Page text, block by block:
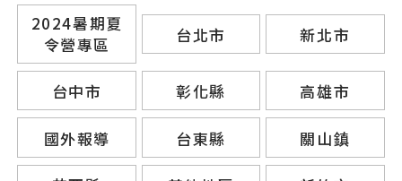
2024暑期夏
令營專區
台北市 新北市
台中市 彰化縣 高雄市
國外報導 台東縣 關山鎮